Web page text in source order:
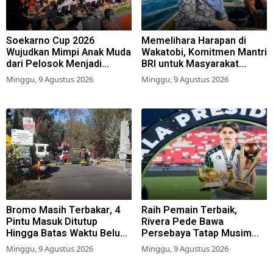
Soekarno Cup 2026
Wujudkan Mimpi Anak Muda
dari Pelosok Menjadi
Pemain Sepak Bola
Profesional
Minggu, 9 Agustus 2026
Memelihara Harapan di
Wakatobi, Komitmen Mantri
BRI untuk Masyarakat
Bahari
Minggu, 9 Agustus 2026
Bromo Masih Terbakar, 4
Pintu Masuk Ditutup
Hingga Batas Waktu Belum
Ditentukan
Minggu, 9 Agustus 2026
Raih Pemain Terbaik,
Rivera Pede Bawa
Persebaya Tatap Musim
2026-2027
Minggu, 9 Agustus 2026